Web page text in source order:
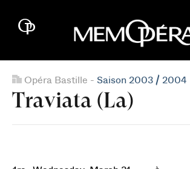
Opéra Bastille - Saison 2003 / 2004
Traviata (La)